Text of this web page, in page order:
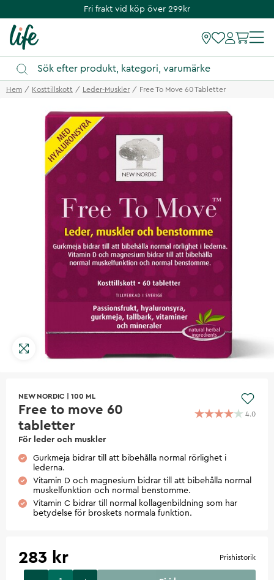
Fri frakt vid köp över 299kr
Hem Kosttillskott Leder-Muskler Free To Move 60 Tabletter
NEW NORDIC 100 ML
Free to move 60
tabletter
För leder och muskler
4.0
Gurkmeja bidrar till att bibehålla normal rörlighet i
lederna.
Vitamin D och magnesium bidrar till att bibehålla normal
muskelfunktion och normal benstomme.
Vitamin C bidrar till normal kollagenbildning som har
betydelse för broskets normala funktion.
283 kr Prishistorik